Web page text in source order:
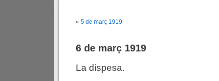
« 5 de març 1919
6 de març 1919
La dispesa.